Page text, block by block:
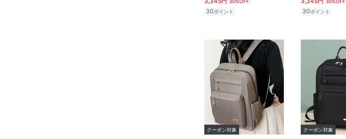
30ポイント 30ポイント
クーポン対象 クーポン対象